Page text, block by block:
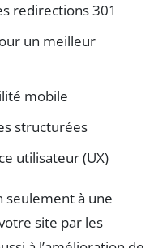
redirections 301
un meilleur
mobile
structurées
utilisateur (UX)
seulement à une
site par les